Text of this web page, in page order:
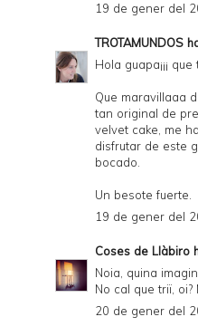
19 de gener del
TROTAMUNDOS
Hola guapa¡¡¡ que
Que maravillaaa
tan original de
velvet cake, me
disfrutar de este
bocado.
Un besote fuerte.
19 de gener del
Coses de Llàbiro
Noia, quina
No cal que triï,
20 de gener del